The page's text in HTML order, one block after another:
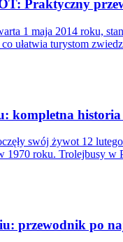
Praktyczny
1 maja 2014 roku,
ułatwia turystom
kompletna
swój żywot 12
1970 roku. Trolejbusy w
przewodnik po